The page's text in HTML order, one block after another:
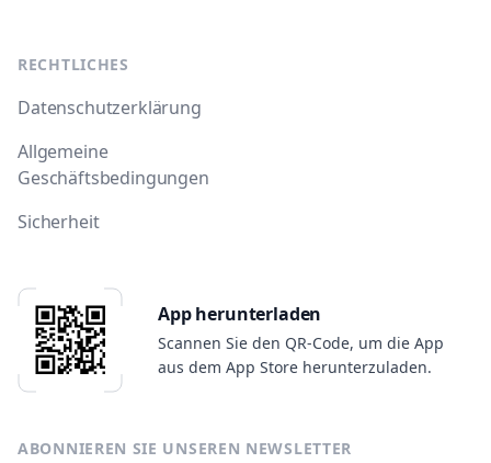
RECHTLICHES
Datenschutzerklärung
Allgemeine
Geschäftsbedingungen
Sicherheit
App herunterladen
Scannen Sie den QR-Code, um die App
aus dem App Store herunterzuladen.
ABONNIEREN SIE UNSEREN NEWSLETTER